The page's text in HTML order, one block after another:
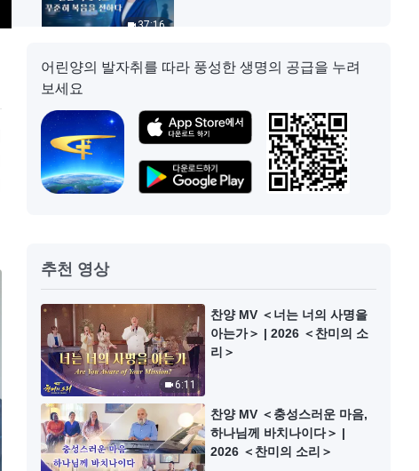
37:16
36:03
해결하기 힘든 교만 | 그리스도인의
병고의 걱정에서 벗어났다 | 그리스
도인의 체험 간증 549회
41:07
34:47
감독을 받아들이지 않은 일에 대한
반성 | 그리스도인의 체험 간증 545
회
더는 기호에 따라 본분을 선택하지
않게 되다 | 그리스도인의 체험 간
어린양의 발자취를 따라 풍성한 생명의 공급을 누려
보세요
추천 영상
6:11
찬양 MV ＜너는 너의 사명을
아는가＞ | 2026 ＜찬미의 소
리＞
찬양 MV ＜충성스러운 마음,
하나님께 바치나이다＞ |
2026 ＜찬미의 소리＞